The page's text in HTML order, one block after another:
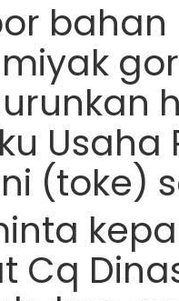
Usaha
(toke)
Cq